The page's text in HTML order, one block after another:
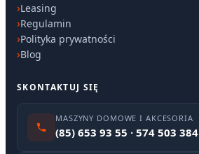
Leasing
Regulamin
Polityka prywatności
Blog
SKONTAKTUJ SIĘ
MASZYNY DOMOWE I AKCESORIA
(85) 653 93 55 · 574 503 384